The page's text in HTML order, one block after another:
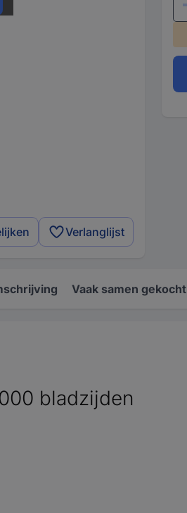
Verlanglijst
Vaak samen gekocht
bladzijden